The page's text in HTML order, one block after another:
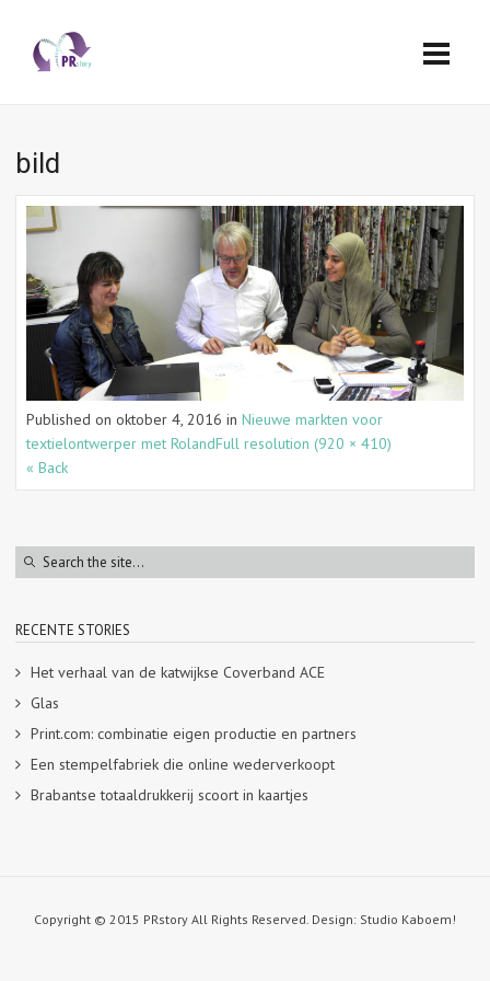
bild
Published on oktober 4, 2016 in Nieuwe markten voor
textielontwerper met RolandFull resolution (920 × 410)
« Back
RECENTE STORIES
Het verhaal van de katwijkse Coverband ACE
Glas
Print.com: combinatie eigen productie en partners
Een stempelfabriek die online wederverkoopt
Brabantse totaaldrukkerij scoort in kaartjes
Copyright © 2015 PRstory All Rights Reserved. Design: Studio Kaboem!